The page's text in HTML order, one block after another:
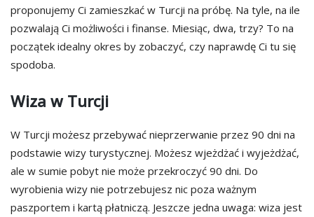
proponujemy Ci zamieszkać w Turcji na próbę. Na tyle, na ile
pozwalają Ci możliwości i finanse. Miesiąc, dwa, trzy? To na
początek idealny okres by zobaczyć, czy naprawdę Ci tu się
spodoba.
Wiza w Turcji
W Turcji możesz przebywać nieprzerwanie przez 90 dni na
podstawie wizy turystycznej. Możesz wjeżdżać i wyjeżdżać,
ale w sumie pobyt nie może przekroczyć 90 dni. Do
wyrobienia wizy nie potrzebujesz nic poza ważnym
paszportem i kartą płatniczą. Jeszcze jedna uwaga: wiza jest